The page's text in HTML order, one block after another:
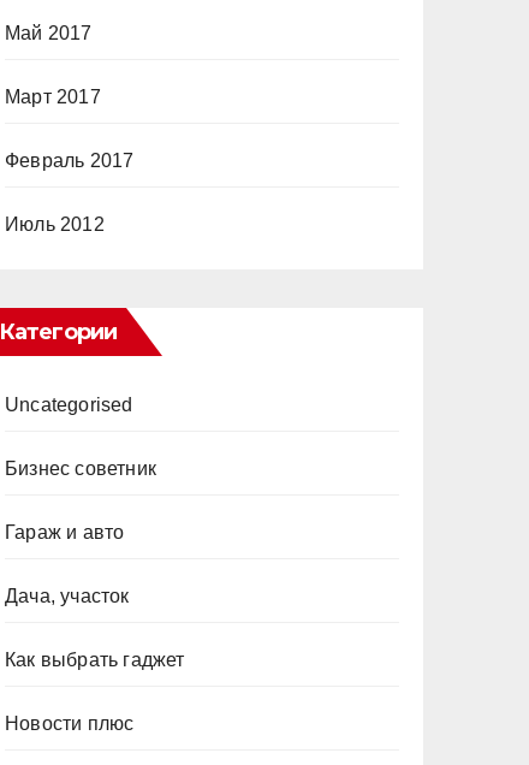
Май 2017
Март 2017
Февраль 2017
Июль 2012
Категории
Uncategorised
Бизнес советник
Гараж и авто
Дача, участок
Как выбрать гаджет
Новости плюс